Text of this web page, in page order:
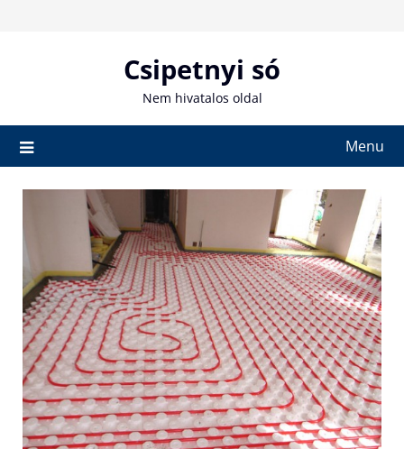
Csipetnyi só
Nem hivatalos oldal
Menu